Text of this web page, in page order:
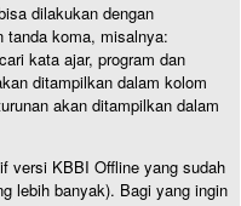
dilakukan dengan
tanda koma, misalnya:
kata ajar, program dan
ditampilkan dalam kolom
akan ditampilkan dalam
versi KBBI Offline yang sudah
lebih banyak). Bagi yang ingin